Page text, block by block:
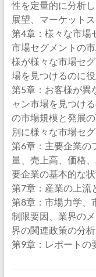
性を定量的に分析
展望、マーケット
第4章：様々な市場
市場セグメントの
様が様々な市場セ
場を見つけるのに役
第5章：お客様が異
ャン市場を見つけ
の市場規模と発展
別に様々な市場セ
第6章：主要企業の
量、売上高、価格
要企業の基本的な状
第7章：産業の上流
第8章：市場力学、
制限要因、業界の
界の関連政策の分析
第9章：レポートの